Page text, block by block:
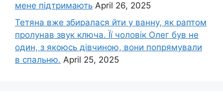
мене підтримають April 26, 2025
Тетяна вже збиралася йти у ванну, як раптом
пролунав звук ключа. Її чоловік Олег був не
один, з якоюсь дівчиною, вони попрямували
в спальню. April 25, 2025